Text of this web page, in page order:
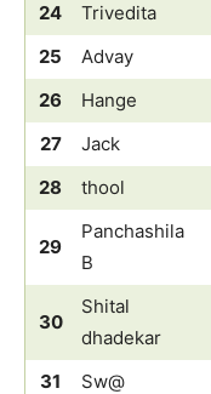
24 Trivedita
25
Advay
26
Hange
27
Jack
28
thool
29
Panchashila
B
30
Shital
dhadekar
31 Sw@